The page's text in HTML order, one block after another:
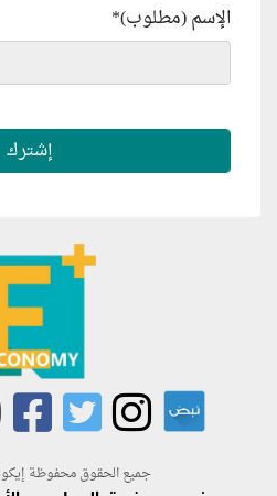
الإسم (مطلوب)*
جميع الحقوق محفوظة إيكونمي